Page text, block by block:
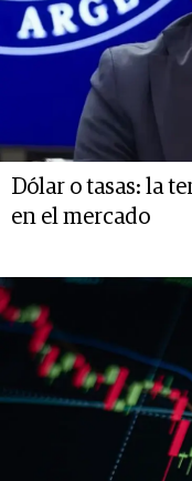
Dólar o tasas: la
en el mercado